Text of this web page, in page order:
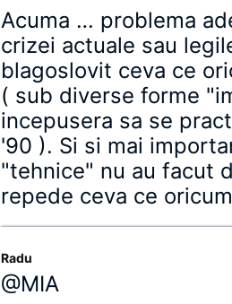
Acuma … problema
crizei actuale sau
blagoslovit ceva ce
( sub diverse forme
incepusera sa se
'90 ). Si si mai
"tehnice" nu au facut
repede ceva ce
Radu
@MIA